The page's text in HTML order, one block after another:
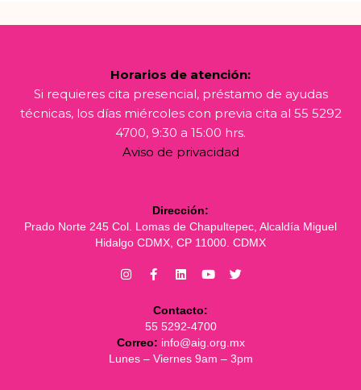
Horarios de atención:
Si requieres cita presencial, préstamo de ayudas
técnicas, los días miércoles con previa cita al 55 5292
4700, 9:30 a 15:00 hrs.
Aviso de privacidad
Dirección:
Prado Norte 245 Col. Lomas de Chapultepec, Alcaldía Miguel
Hidalgo CDMX, CP 11000. CDMX
Contacto:
55 5292-4700
Correo: info@aig.org.mx
Lunes – Viernes 9am – 3pm